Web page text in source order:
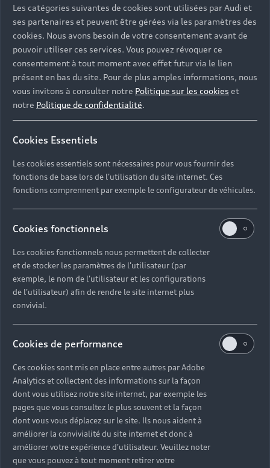
Les catégories suivantes de cookies sont utilisées par Audi et
ses partenaires et peuvent être gérées via les paramètres des
cookies. Nous avons besoin de votre consentement avant de
pouvoir utiliser ces services. Vous pouvez révoquer ce
consentement à tout moment avec effet futur via le lien
présent en bas du site. Pour de plus amples informations, nous
vous invitons à consulter notre Politique sur les cookies et
notre Politique de confidentialité.
Cookies Essentiels
Les cookies essentiels sont nécessaires pour vous fournir des
fonctions de base lors de l'utilisation du site internet. Ces
fonctions comprennent par exemple le configurateur de véhicules.
Cookies fonctionnels
Les cookies fonctionnels nous permettent de collecter
et de stocker les paramètres de l'utilisateur (par
exemple, le nom de l'utilisateur et les configurations
de l'utilisateur) afin de rendre le site internet plus
convivial.
Cookies de performance
Ces cookies sont mis en place entre autres par Adobe
Analytics et collectent des informations sur la façon
dont vous utilisez notre site internet, par exemple les
pages que vous consultez le plus souvent et la façon
dont vous vous déplacez sur le site. Ils nous aident à
améliorer la convivialité du site internet et donc à
améliorer votre expérience d'utilisateur. Veuillez noter
que vous pouvez à tout moment retirer votre